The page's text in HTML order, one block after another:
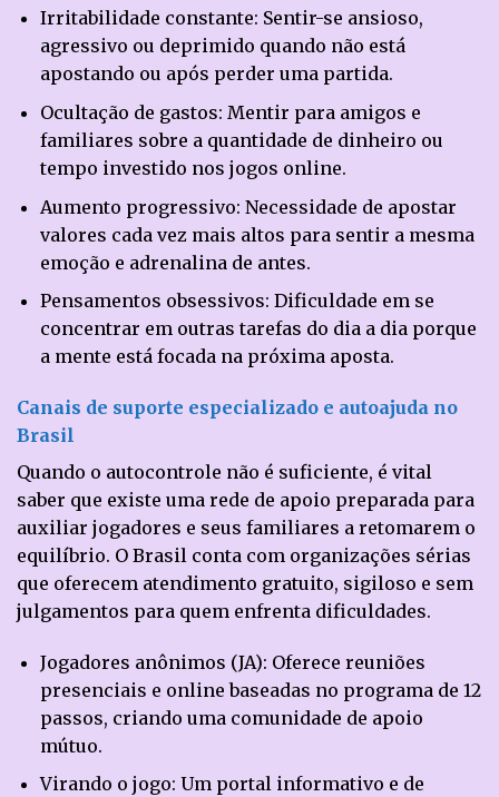
Irritabilidade constante: Sentir-se ansioso,
agressivo ou deprimido quando não está
apostando ou após perder uma partida.
Ocultação de gastos: Mentir para amigos e
familiares sobre a quantidade de dinheiro ou
tempo investido nos jogos online.
Aumento progressivo: Necessidade de apostar
valores cada vez mais altos para sentir a mesma
emoção e adrenalina de antes.
Pensamentos obsessivos: Dificuldade em se
concentrar em outras tarefas do dia a dia porque
a mente está focada na próxima aposta.
Canais de suporte especializado e autoajuda no
Brasil
Quando o autocontrole não é suficiente, é vital
saber que existe uma rede de apoio preparada para
auxiliar jogadores e seus familiares a retomarem o
equilíbrio. O Brasil conta com organizações sérias
que oferecem atendimento gratuito, sigiloso e sem
julgamentos para quem enfrenta dificuldades.
Jogadores anônimos (JA): Oferece reuniões
presenciais e online baseadas no programa de 12
passos, criando uma comunidade de apoio
mútuo.
Virando o jogo: Um portal informativo e de